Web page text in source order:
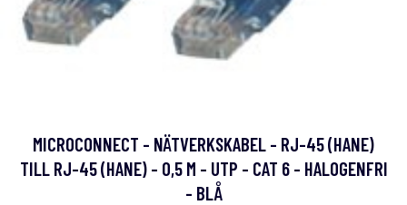
MICROCONNECT - NÄTVERKSKABEL - RJ-45 (HANE)
TILL RJ-45 (HANE) - 0,5 M - UTP - CAT 6 - HALOGENFRI
- BLÅ